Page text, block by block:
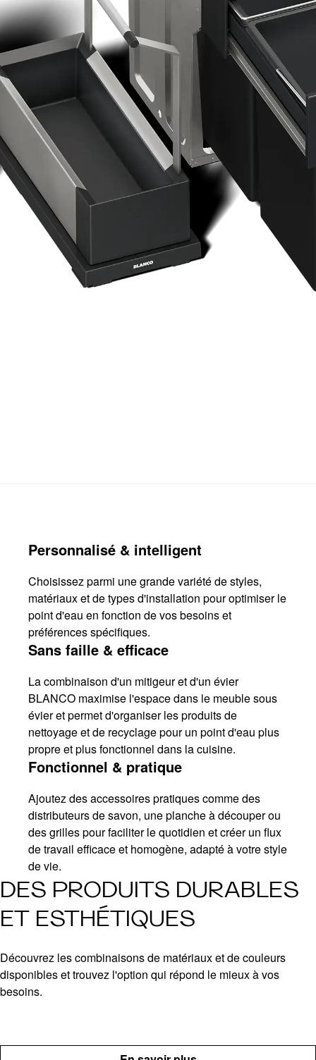
Personnalisé & intelligent
Choisissez parmi une grande variété de styles,
matériaux et de types d'installation pour optimiser le
point d'eau en fonction de vos besoins et
préférences spécifiques.
Sans faille & efficace
La combinaison d'un mitigeur et d'un évier
BLANCO maximise l'espace dans le meuble sous
évier et permet d'organiser les produits de
nettoyage et de recyclage pour un point d'eau plus
propre et plus fonctionnel dans la cuisine.
Fonctionnel & pratique
Ajoutez des accessoires pratiques comme des
distributeurs de savon, une planche à découper ou
des grilles pour faciliter le quotidien et créer un flux
de travail efficace et homogène, adapté à votre style
de vie.
DES PRODUITS DURABLES
ET ESTHÉTIQUES
Découvrez les combinaisons de matériaux et de couleurs
disponibles et trouvez l'option qui répond le mieux à vos
besoins.